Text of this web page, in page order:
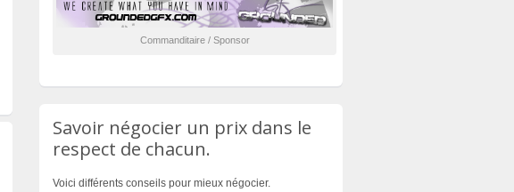
Commanditaire / Sponsor
Savoir négocier un prix dans le
respect de chacun.
Voici différents conseils pour mieux négocier.